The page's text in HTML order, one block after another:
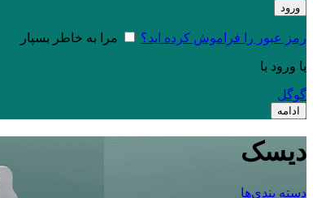
ورود
رمز عبور را فراموش کرده اید؟ مرا به خاطر بسپار
یا ورود با
گوگل
ادامه
دیسک
دسته بندی‌ها